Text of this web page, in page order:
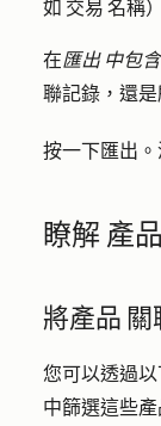
如 交易 名稱
在匯出 中包
聯記錄 ，還是
按一下 匯出
瞭解 產
將產品 關
您可以透過
中篩選這些產